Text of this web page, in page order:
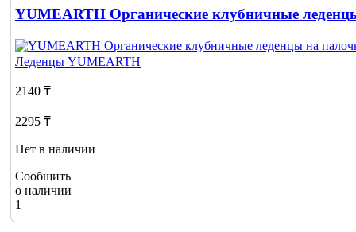
YUMEARTH Органические клубничные
Леденцы YUMEARTH
2140 ₸
2295 ₸
Нет в наличии
Сообщить
о наличии
1